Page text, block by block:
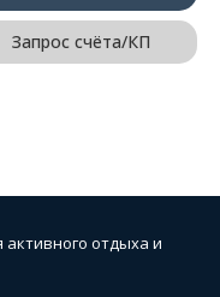
Запрос счёта/КП
отдыха и